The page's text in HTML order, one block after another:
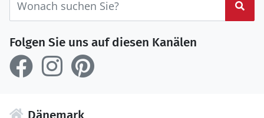
Folgen Sie uns auf diesen Kanälen
Dänemark